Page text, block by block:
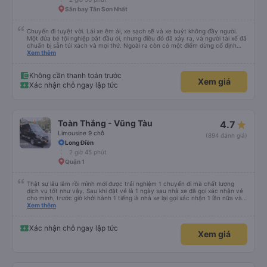
Sân bay Tân Sơn Nhất
Chuyến đi tuyệt vời. Lái xe êm ái, xe sạch sẽ và xe buýt không đầy người.
Một đứa bé tội nghiệp bắt đầu ói, nhưng điều đó đã xảy ra, và người tài xế đã
chuẩn bị sẵn túi xách và mọi thứ. Ngoài ra còn có một điểm dừng cố định
trên đường đến vubg tau
Xem thêm
Không cần thanh toán trước
Xác nhận chỗ ngay lập tức
Xem giá
Toàn Thắng - Vũng Tàu
Limousine 9 chỗ
4.7
(894 đánh giá)
Long Điền
2 giờ 45 phút
Quận 1
Thật sự lâu lắm rồi mình mới được trải nghiệm 1 chuyến đi mà chất lượng
dịch vụ tốt như vậy. Sau khi đặt vé là 1 ngày sau nhà xe đã gọi xác nhận vé
cho mình, trước giờ khởi hành 1 tiếng là nhà xe lại gọi xác nhận 1 lần nữa và
cung cấp số đt của bác tài và số xe. Dịch vụ tốt, xe sạch sẽ và bác tài chạy
Xem thêm
Xác nhận chỗ ngay lập tức
Xem giá